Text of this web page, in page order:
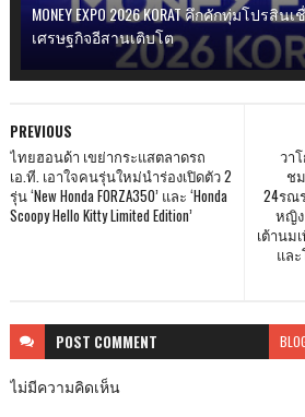
MONEY EXPO 2026 KORAT คึกคักทุ่มโปร
เศรษฐกิจอีสานเติบโต
วา
ช
24รณ
หญิง
เต้านม
แล
PREVIOUS
ไทยฮอนด้า เขย่ากระแสตลาดรถ
เอ.ที. เอาใจคนรุ่นใหม่นำร่องเปิดตัว 2
รุ่น ‘New Honda FORZA350’ และ ‘Honda
Scoopy Hello Kitty Limited Edition’
POST COMMENT
ไม่มีความคิดเห็น